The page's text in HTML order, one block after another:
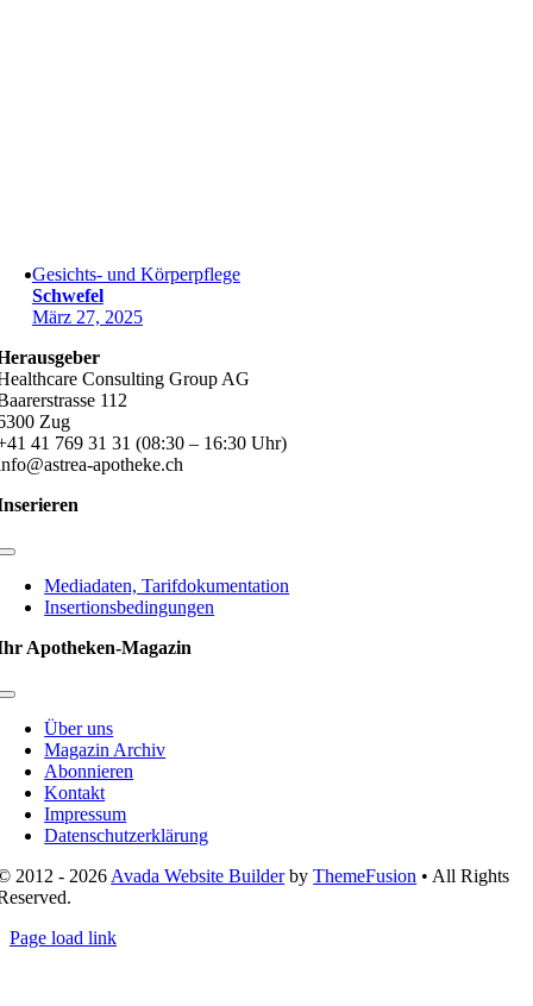
Gesichts- und Körperpflege
Schwefel
März 27, 2025
Consulting Group AG
112
Zug
41 769 31 31 (08:30 – 16:30 Uhr)
apotheke.ch
Toggle
NavigationMediadaten, Tarifdokumentation
Insertionsbedingungen
Apotheken-Magazin
Toggle
NavigationÜber uns
Magazin Archiv
Abonnieren
Kontakt
Impressum
Datenschutzerklärung
2012 - 2026 Avada Website BuilderbyThemeFusion • All Rights
Page load link